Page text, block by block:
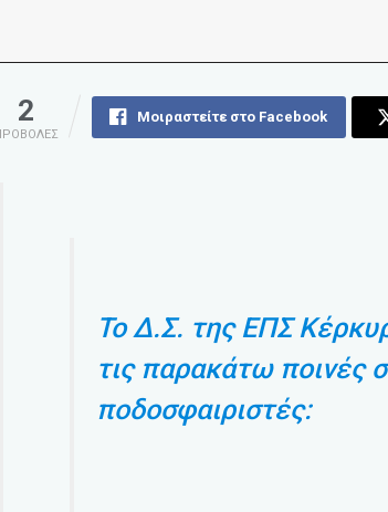
2 Μοιραστείτε στο Facebook
Το Δ.Σ. της ΕΠΣ
τις παρακάτω ποινές
ποδοσφαιριστές: